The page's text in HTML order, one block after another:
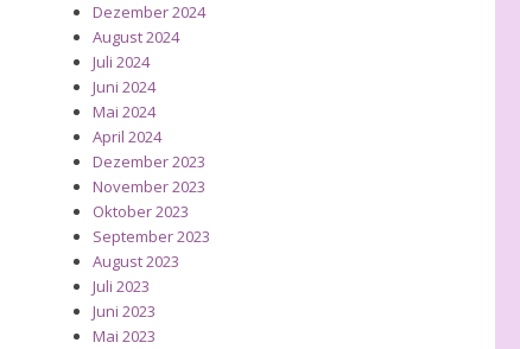
Dezember 2024
August 2024
Juli 2024
Juni 2024
Mai 2024
April 2024
Dezember 2023
November 2023
Oktober 2023
September 2023
August 2023
Juli 2023
Juni 2023
Mai 2023